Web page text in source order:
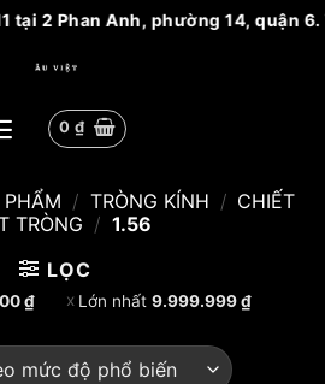
2 Phan Anh, phường 14, quận
0 ₫
PHẨM / TRÒNG KÍNH / CHIẾT
TRÒNG / 1.56
LỌC
₫ Lớn nhất 9.999.999₫